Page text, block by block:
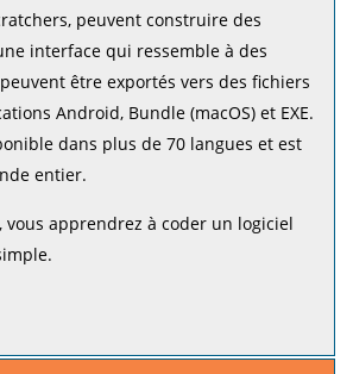
peuvent construire des
interface qui ressemble à des
être exportés vers des fichiers
Android, Bundle (macOS) et EXE.
dans plus de 70 langues et est
entier.
vous apprendrez à coder un logiciel